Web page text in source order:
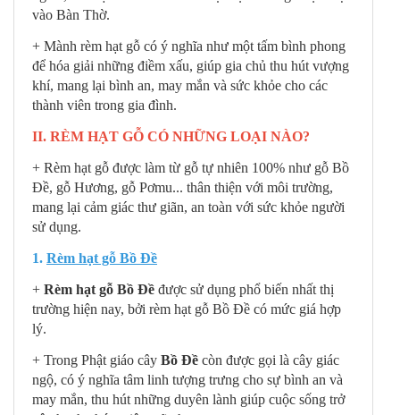
vào Bàn Thờ.
+ Mành rèm hạt gỗ có ý nghĩa như một tấm bình phong
để hóa giải những điềm xấu, giúp gia chủ thu hút vượng
khí, mang lại bình an, may mắn và sức khỏe cho các
thành viên trong gia đình.
II. RÈM HẠT GỖ CÓ NHỮNG LOẠI NÀO?
+ Rèm hạt gỗ được làm từ gỗ tự nhiên 100% như gỗ Bồ
Đề, gỗ Hương, gỗ Pơmu... thân thiện với môi trường,
mang lại cảm giác thư giãn, an toàn với sức khỏe người
sử dụng.
1. Rèm hạt gỗ Bồ Đề
+ Rèm hạt gỗ Bồ Đề được sử dụng phổ biến nhất thị
trường hiện nay, bởi rèm hạt gỗ Bồ Đề có mức giá hợp
lý.
+ Trong Phật giáo cây Bồ Đề còn được gọi là cây giác
ngộ, có ý nghĩa tâm linh tượng trưng cho sự bình an và
may mắn, thu hút những duyên lành giúp cuộc sống trở